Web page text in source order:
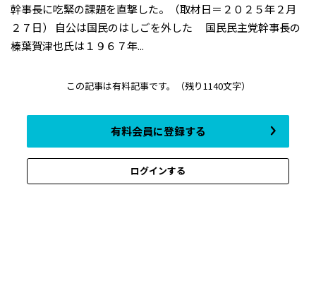
幹事長に吃緊の課題を直撃した。（取材日＝２０２５年２月
２７日） 自公は国民のはしごを外した 国民民主党幹事長の
榛葉賀津也氏は１９６７年...
この記事は有料記事です。 （残り1140文字）
有料会員に登録する
ログインする